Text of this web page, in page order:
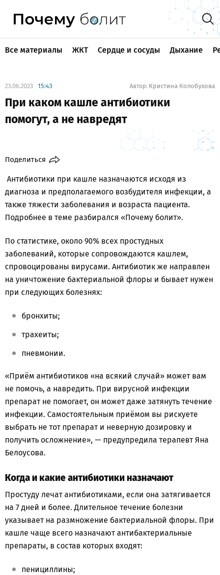
Все материалы ЖКТ Сердце и сосуды Дыхание
23.06.2023 15:43 Автор: Кристина Колобухова
При каком кашле антибиотики
помогут, а не навредят
Поделиться
Антибиотики при кашле назначаются исходя из
диагноза и предполагаемого возбудителя инфекции, а
также тяжести заболевания и возраста пациента.
Подробнее в теме разбирался «Почему болит».
По статистике, около 90% всех простудных
заболеваний, которые сопровождаются кашлем,
спровоцированы вирусами. Антибиотик же направлен
на уничтожение бактериальной флоры и бывает нужен
при следующих болезнях:
бронхиты;
трахеиты;
пневмонии.
«Приём антибиотиков «на всякий случай» может вам
не помочь, а навредить. При вирусной инфекции
препарат не помогает, он может даже затянуть течение
инфекции. Самостоятельным приёмом вы рискуете
выбрать не тот препарат и неверную дозировку и
получить осложнение», — предупредила терапевт Яна
Белоусова.
Когда и какие антибиотики назначают
Простуду лечат антибиотиками, если она затягивается
на 7 дней и более. Длительное течение болезни
указывает на размножение бактериальной флоры. При
кашле чаще всего назначают антибактериальные
препараты, в состав которых входят:
пенициллины;